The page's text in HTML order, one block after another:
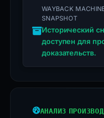
WAYBACK
SNAPSHOT
Исторический
доступен для
доказательств.
АНАЛИЗ